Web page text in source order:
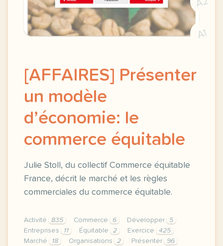
A1
[AFFAIRES] Présenter
un modèle
d’économie: le
commerce équitable
Julie Stoll, du collectif Commerce équitable
France, décrit le marché et les règles
commerciales du commerce équitable.
Activité 835 Commerce 6 Développer
5
Entreprises
11 Équitable 2 Exercice
425
Marché
18 Organisations 2 Présenter
96